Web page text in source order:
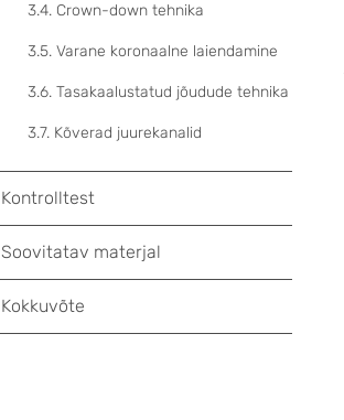
3.4. Crown-down tehnika
3.5. Varane koronaalne laiendamine
3.6. Tasakaalustatud jõudude tehnika
3.7. Kõverad juurekanalid
Kontrolltest
Soovitatav materjal
Kokkuvõte